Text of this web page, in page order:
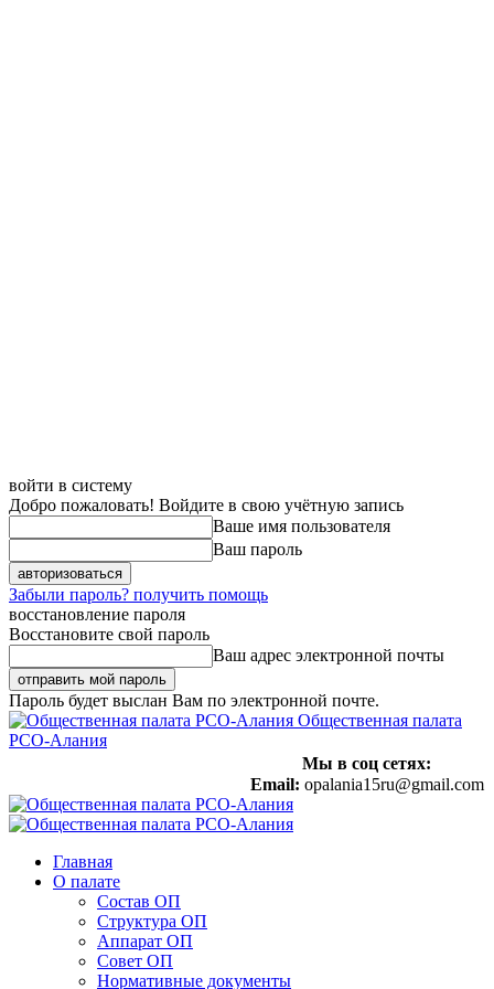
войти в систему
Добро пожаловать! Войдите в свою учётную запись
Ваше имя пользователя
Ваш пароль
Забыли пароль? получить помощь
восстановление пароля
Восстановите свой пароль
Ваш адрес электронной почты
Пароль будет выслан Вам по электронной почте.
Общественная палата
РСО-Алания
Мы в соц сетях:
Email: opalania15ru@gmail.com
Главная
О палате
Состав ОП
Структура ОП
Аппарат ОП
Совет ОП
Нормативные документы